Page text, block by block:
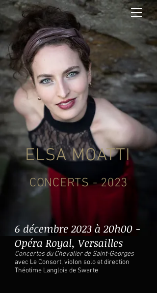
ELSA MOATTI
CONCERTS - 2023
6 décembre 2023 à 20h00 -
Opéra Royal, Versailles
Concertos du Chevalier de Saint-Georges
avec Le Consort, violon solo et direction
Théotime Langlois de Swarte